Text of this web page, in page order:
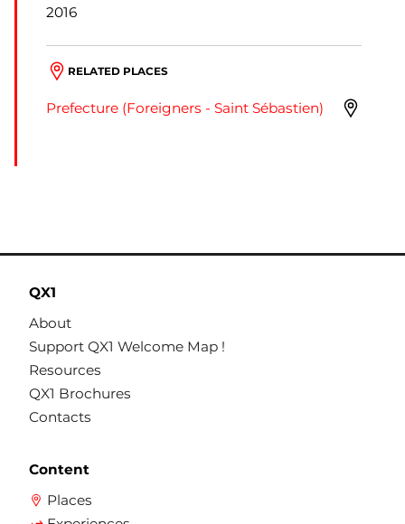
2016
RELATED PLACES
Prefecture (Foreigners - Saint Sébastien)
QX1
About
Support QX1 Welcome Map !
Resources
QX1 Brochures
Contacts
Content
Places